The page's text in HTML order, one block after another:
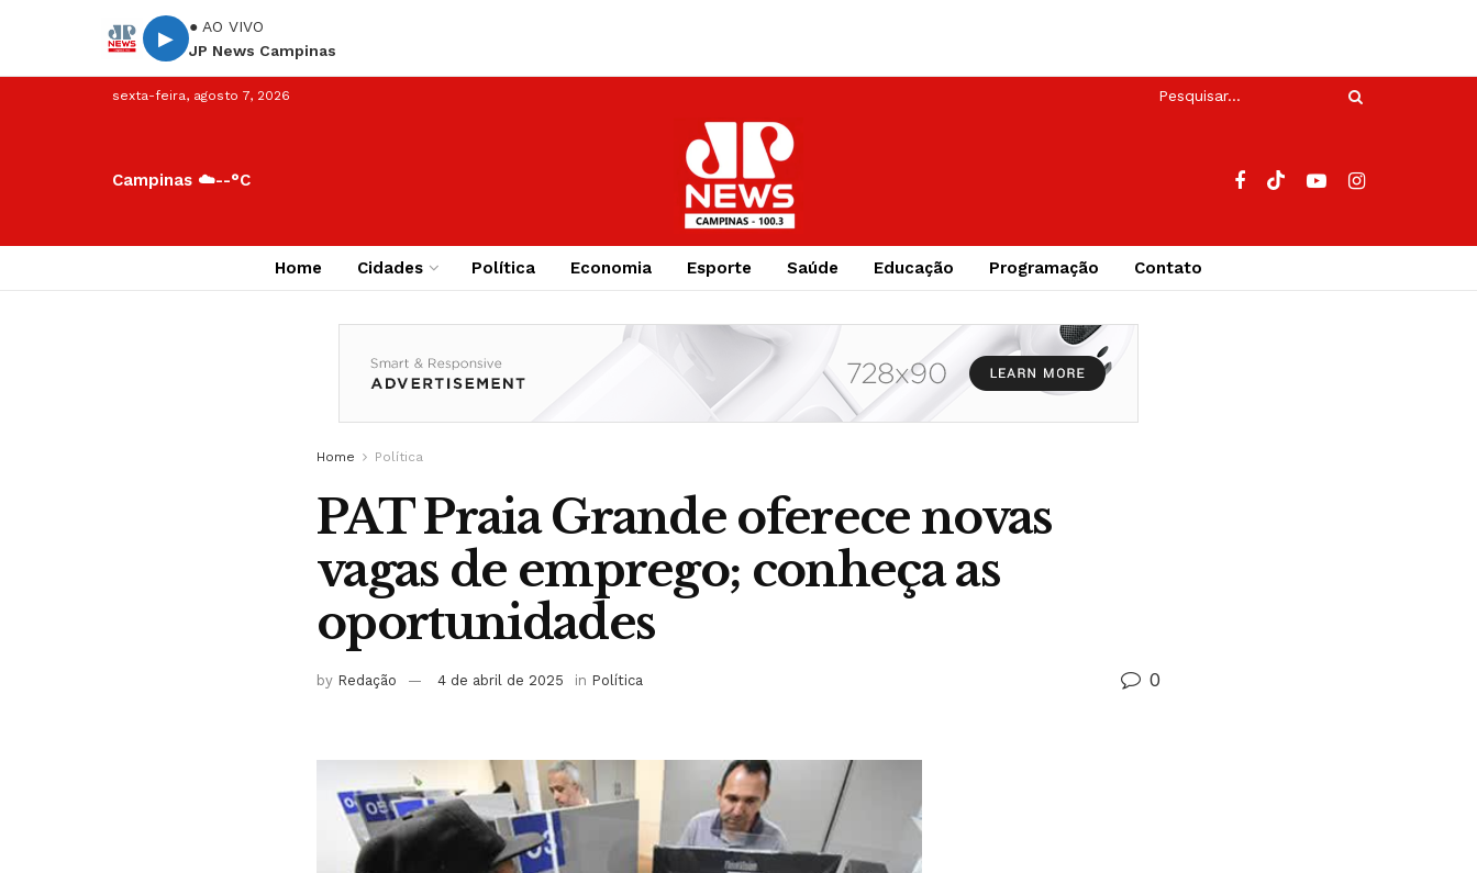
▶
● AO VIVO
JP News Campinas
sexta-feira, agosto 7, 2026
Campinas ☁️--°C
Home Cidades Política Economia Esporte Saúde Educação Programação Contato
Home Política
PAT Praia Grande oferece novas
vagas de emprego; conheça as
oportunidades
by Redação 4 de abril de 2025 in Política 0